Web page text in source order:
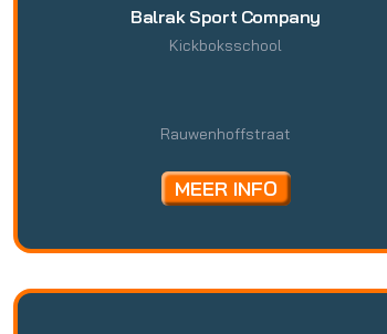
Balrak Sport Company
Kickboksschool
Rauwenhoffstraat
MEER INFO